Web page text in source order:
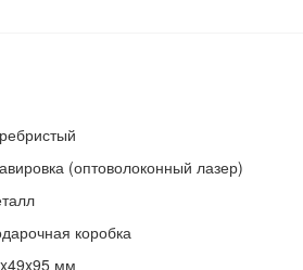
(оптоволоконный лазер)
коробка
мм